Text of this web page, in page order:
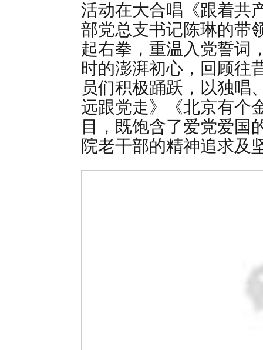
活动在大合唱《跟着共
部党总支书记陈琳的带
起右拳，重温入党誓词
时的澎湃初心，回顾往
员们积极踊跃，以独唱
远跟党走》《北京有个
目，既饱含了爱党爱国
院老干部的精神追求及